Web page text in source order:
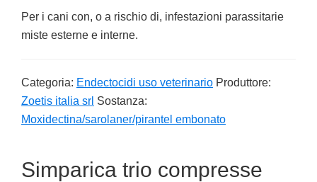
Per i cani con, o a rischio di, infestazioni parassitarie
miste esterne e interne.
Categoria: Endectocidi uso veterinario Produttore:
Zoetis italia srl Sostanza:
Moxidectina/sarolaner/pirantel embonato
Simparica trio compresse